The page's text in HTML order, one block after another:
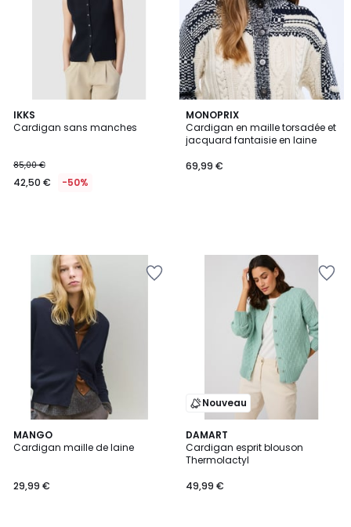
IKKS
Cardigan sans manches
85,00 €
42,50 € -50%
MONOPRIX
Cardigan en maille torsadée et
jacquard fantaisie en laine
69,99 €
MANGO
Cardigan maille de laine
29,99 €
2
Couleurs
Nouveau
DAMART
Cardigan esprit blouson
Thermolactyl
49,99 €
2
Couleurs